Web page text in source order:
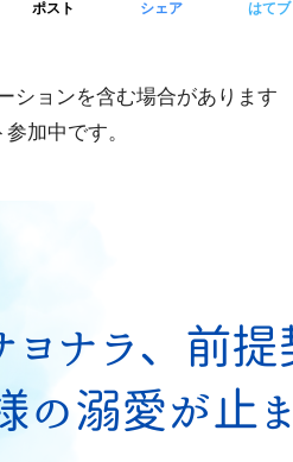
ポスト シェア はてブ
ションを含む場合があります
加中です。